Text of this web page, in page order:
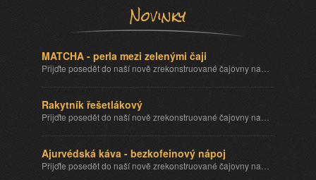
Novinky
MATCHA - perla mezi zelenými čaji
Přijďte posedět do naší nově zrekonstruované čajovny na…
Rakytník řešetlákový
Přijďte posedět do naší nově zrekonstruované čajovny na…
Ajurvédská káva - bezkofeinový nápoj
Přijďte posedět do naší nově zrekonstruované čajovny na…